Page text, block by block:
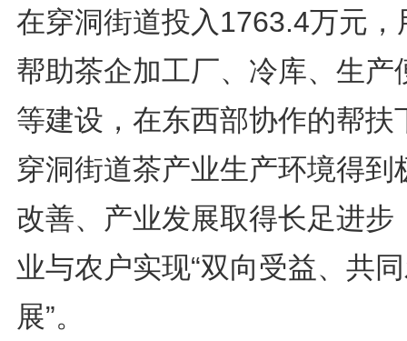
在穿洞街道投入1763.4万元，
帮助茶企加工厂、冷库、生产
等建设，在东西部协作的帮扶
穿洞街道茶产业生产环境得到
改善、产业发展取得长足进步
业与农户实现“双向受益、共
展”。